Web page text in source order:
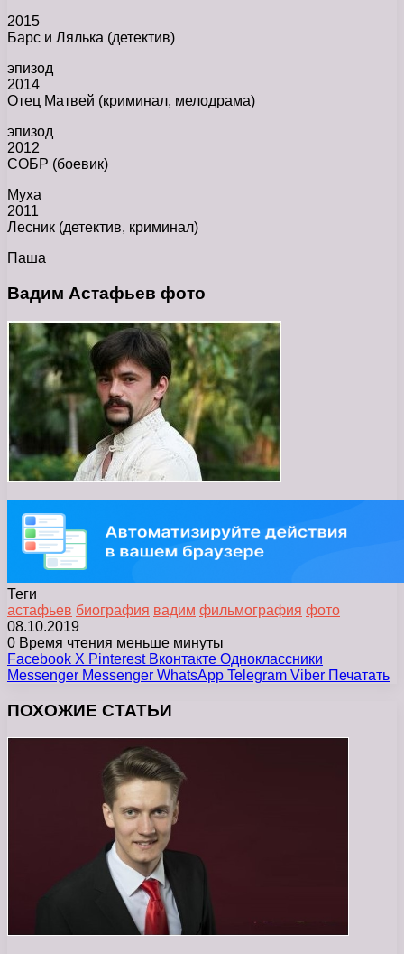
2015
Барс и Лялька (детектив)
эпизод
2014
Отец Матвей (криминал, мелодрама)
эпизод
2012
СОБР (боевик)
Муха
2011
Лесник (детектив, криминал)
Паша
Вадим Астафьев фото
Теги
астафьев биография вадим фильмография фото
08.10.2019
0 Время чтения меньше минуты
Facebook X Pinterest Вконтакте Одноклассники
Messenger Messenger WhatsApp Telegram Viber Печатать
ПОХОЖИЕ СТАТЬИ